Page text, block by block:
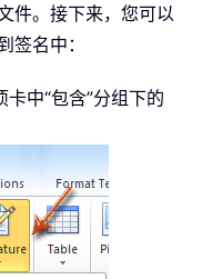
件。接下来，您可以
签名中：
卡中“包含”分组下的